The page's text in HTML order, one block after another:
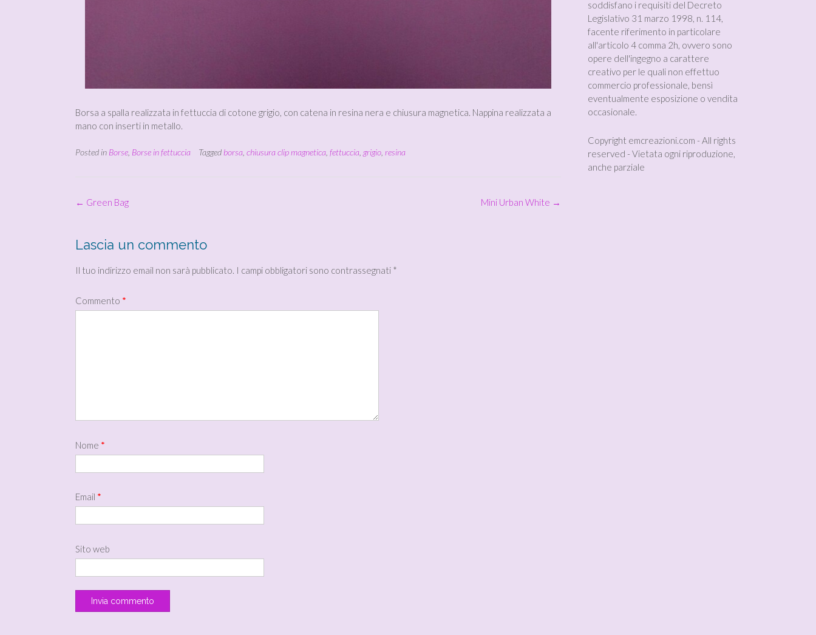
Borsa a spalla realizzata in fettuccia di cotone grigio, con catena in resina nera e chiusura magnetica. Nappina realizzata a
mano con inserti in metallo.
Posted in Borse Borse in fettuccia Tagged borsa chiusura clip magnetica fettuccia grigio resina
Post
Mini Urban White →
← Green Bag
Lascia un commento
Il tuo indirizzo email non sarà pubblicato. I campi obbligatori sono contrassegnati *
Commento *
Nome *
Email *
Sito web
soddisfano i requisiti del Decreto
Legislativo 31 marzo 1998, n. 114,
facente riferimento in particolare
all'articolo 4 comma 2h, ovvero sono
opere dell'ingegno a carattere
creativo per le quali non effettuo
commercio professionale, bensì
eventualmente esposizione o vendita
occasionale.
Copyright emcreazioni.com - All rights
reserved - Vietata ogni riproduzione,
anche parziale